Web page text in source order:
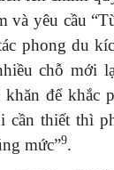
và yêu cầu
phong du
chỗ mới
để khắc
cần thiết thì
mức”9.